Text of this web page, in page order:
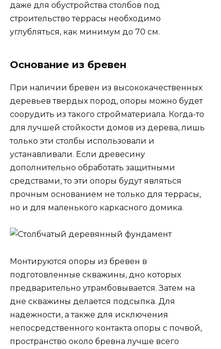
даже для обустройства столбов под
строительство террасы необходимо
углубляться, как минимум до 70 см.
Основание из бревен
При наличии бревен из высококачественных
деревьев твердых пород, опоры можно будет
соорудить из такого стройматериала. Когда-то
для лучшей стойкости домов из дерева, лишь
только эти столбы использовали и
устанавливали. Если древесину
дополнительно обработать защитными
средствами, то эти опоры будут являться
прочным основанием не только для террасы,
но и для маленького каркасного домика.
Монтируются опоры из бревен в
подготовленные скважины, дно которых
предварительно утрамбовывается. Затем на
дне скважины делается подсыпка. Для
надежности, а также для исключения
непосредственного контакта опоры с почвой,
пространство около бревна лучше всего